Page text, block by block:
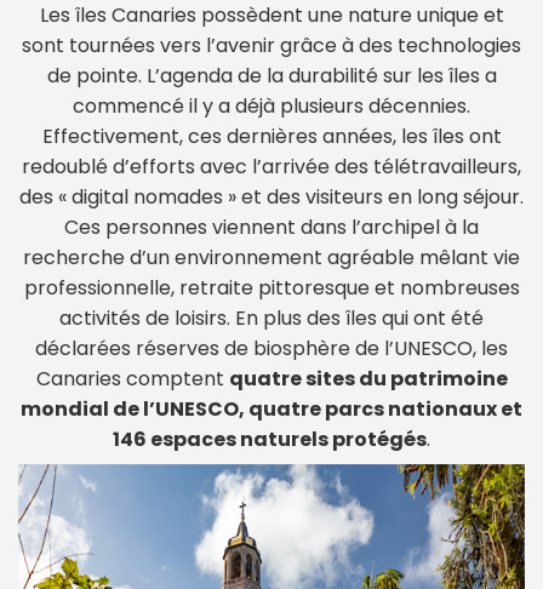
Les îles Canaries possèdent une nature unique et
sont tournées vers l’avenir grâce à des technologies
de pointe. L’agenda de la durabilité sur les îles a
commencé il y a déjà plusieurs décennies.
Effectivement, ces dernières années, les îles ont
redoublé d’efforts avec l’arrivée des télétravailleurs,
des « digital nomades » et des visiteurs en long séjour.
Ces personnes viennent dans l’archipel à la
recherche d’un environnement agréable mêlant vie
professionnelle, retraite pittoresque et nombreuses
activités de loisirs. En plus des îles qui ont été
déclarées réserves de biosphère de l’UNESCO, les
Canaries comptent quatre sites du patrimoine
mondial de l’UNESCO, quatre parcs nationaux et
146 espaces naturels protégés.